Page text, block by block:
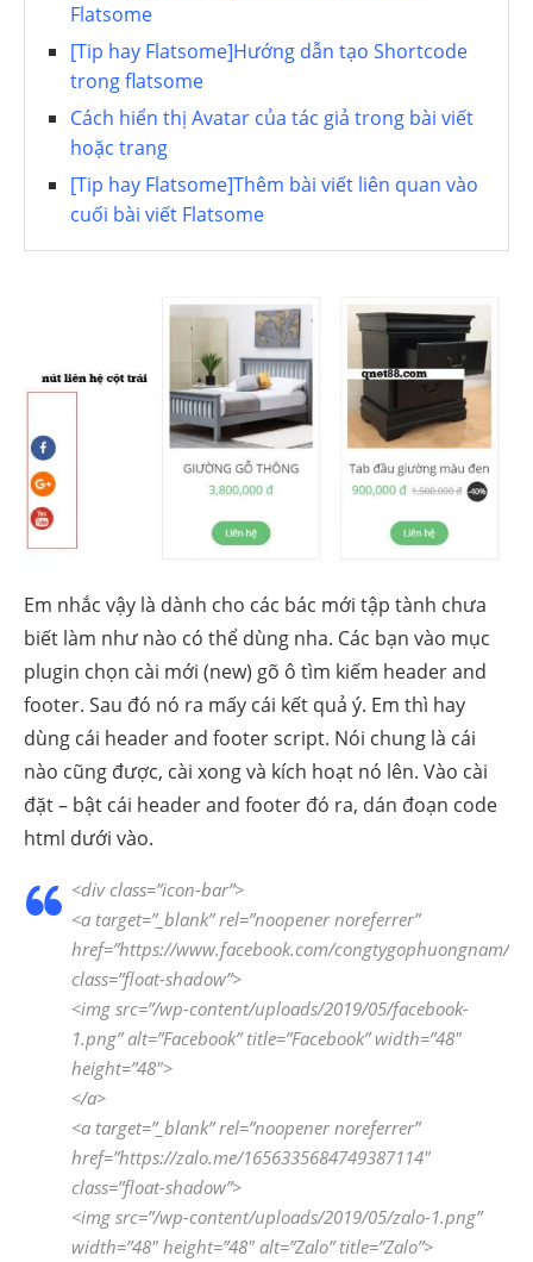
Flatsome
[Tip hay Flatsome]Hướng dẫn tạo Shortcode
trong flatsome
Cách hiển thị Avatar của tác giả trong bài viết
hoặc trang
[Tip hay Flatsome]Thêm bài viết liên quan vào
cuối bài viết Flatsome
Em nhắc vậy là dành cho các bác mới tập tành chưa
biết làm như nào có thể dùng nha. Các bạn vào mục
plugin chọn cài mới (new) gõ ô tìm kiếm header and
footer. Sau đó nó ra mấy cái kết quả ý. Em thì hay
dùng cái header and footer script. Nói chung là cái
nào cũng được, cài xong và kích hoạt nó lên. Vào cài
đặt – bật cái header and footer đó ra, dán đoạn code
html dưới vào.
<div class=”icon-bar”>
<a target=”_blank” rel=”noopener noreferrer”
href=”https://www.facebook.com/congtygophuongnam/”
class=”float-shadow”>
<img src=”/wp-content/uploads/2019/05/facebook-
1.png” alt=”Facebook” title=”Facebook” width=”48″
height=”48″>
</a>
<a target=”_blank” rel=”noopener noreferrer”
href=”https://zalo.me/1656335684749387114″
class=”float-shadow”>
<img src=”/wp-content/uploads/2019/05/zalo-1.png”
width=”48″ height=”48″ alt=”Zalo” title=”Zalo”>